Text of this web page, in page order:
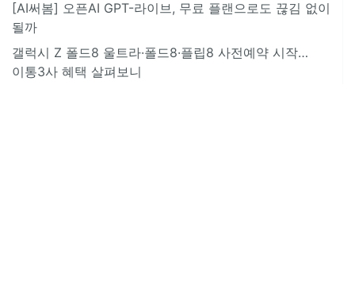
[AI써봄] 오픈AI GPT-라이브, 무료 플랜으로도 끊김 없이
될까
갤럭시 Z 폴드8 울트라·폴드8·플립8 사전예약 시작…
이통3사 혜택 살펴보니